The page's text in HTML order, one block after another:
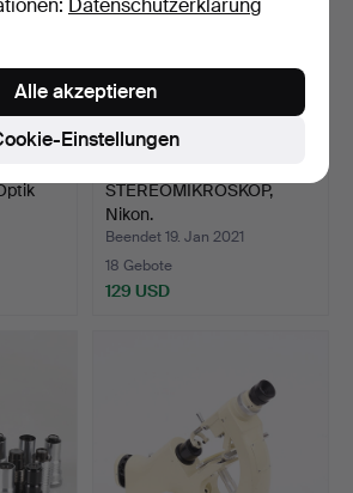
STEREOMIKROSKOP,
Nikon.
Beendet 19. Jan 2021
18 Gebote
129 USD
Datenschutzerklärung
Einstellungen
Alle akzeptieren